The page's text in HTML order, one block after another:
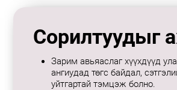
Сорилтуудыг
Зарим авьяаслаг хүүхдүүд
ангиудад төгс байдал,
уйтгартай тэмцэж болно.